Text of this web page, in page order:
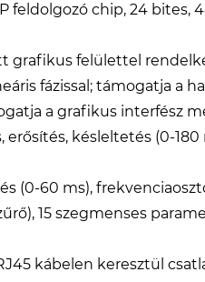
chip, 24 bites,
grafikus felülettel
fázissal; támogatja a
a grafikus interfész
késleltetés (0-180
(0-60 ms),
15 szegmenses
kábelen keresztül